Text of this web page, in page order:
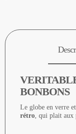
BONBONS
Le globe en verre
rétro , qui plait aux